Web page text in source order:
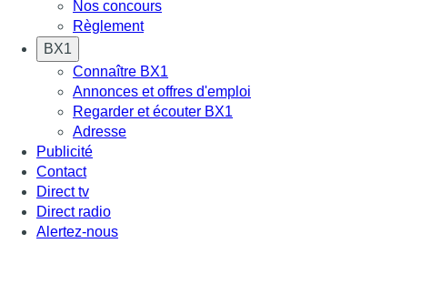
Nos concours
Règlement
BX1
Connaître BX1
Annonces et offres d'emploi
Regarder et écouter BX1
Adresse
Publicité
Contact
Direct tv
Direct radio
Alertez-nous